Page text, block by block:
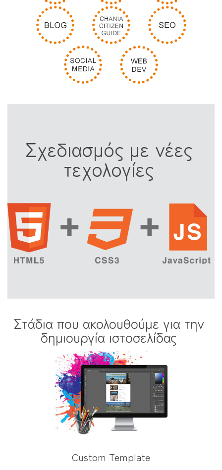
Σχεδιασμός με νέες
τεχολογίες
Στάδια που ακολουθούμε για την
δημιουργία ιστοσελίδας
Custom Template